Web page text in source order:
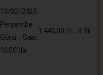
13/02/2025
Perşembe
Günü Saat
10:00’da
1.440,00 TL 3 Yıl